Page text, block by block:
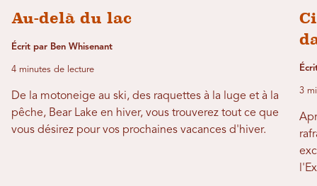
Au-delà du lac
Écrit par Ben Whisenant
4 minutes de lecture
De la motoneige au ski, des raquettes à la luge et à la
pêche, Bear Lake en hiver, vous trouverez tout ce que
vous désirez pour vos prochaines vacances d'hiver.
3